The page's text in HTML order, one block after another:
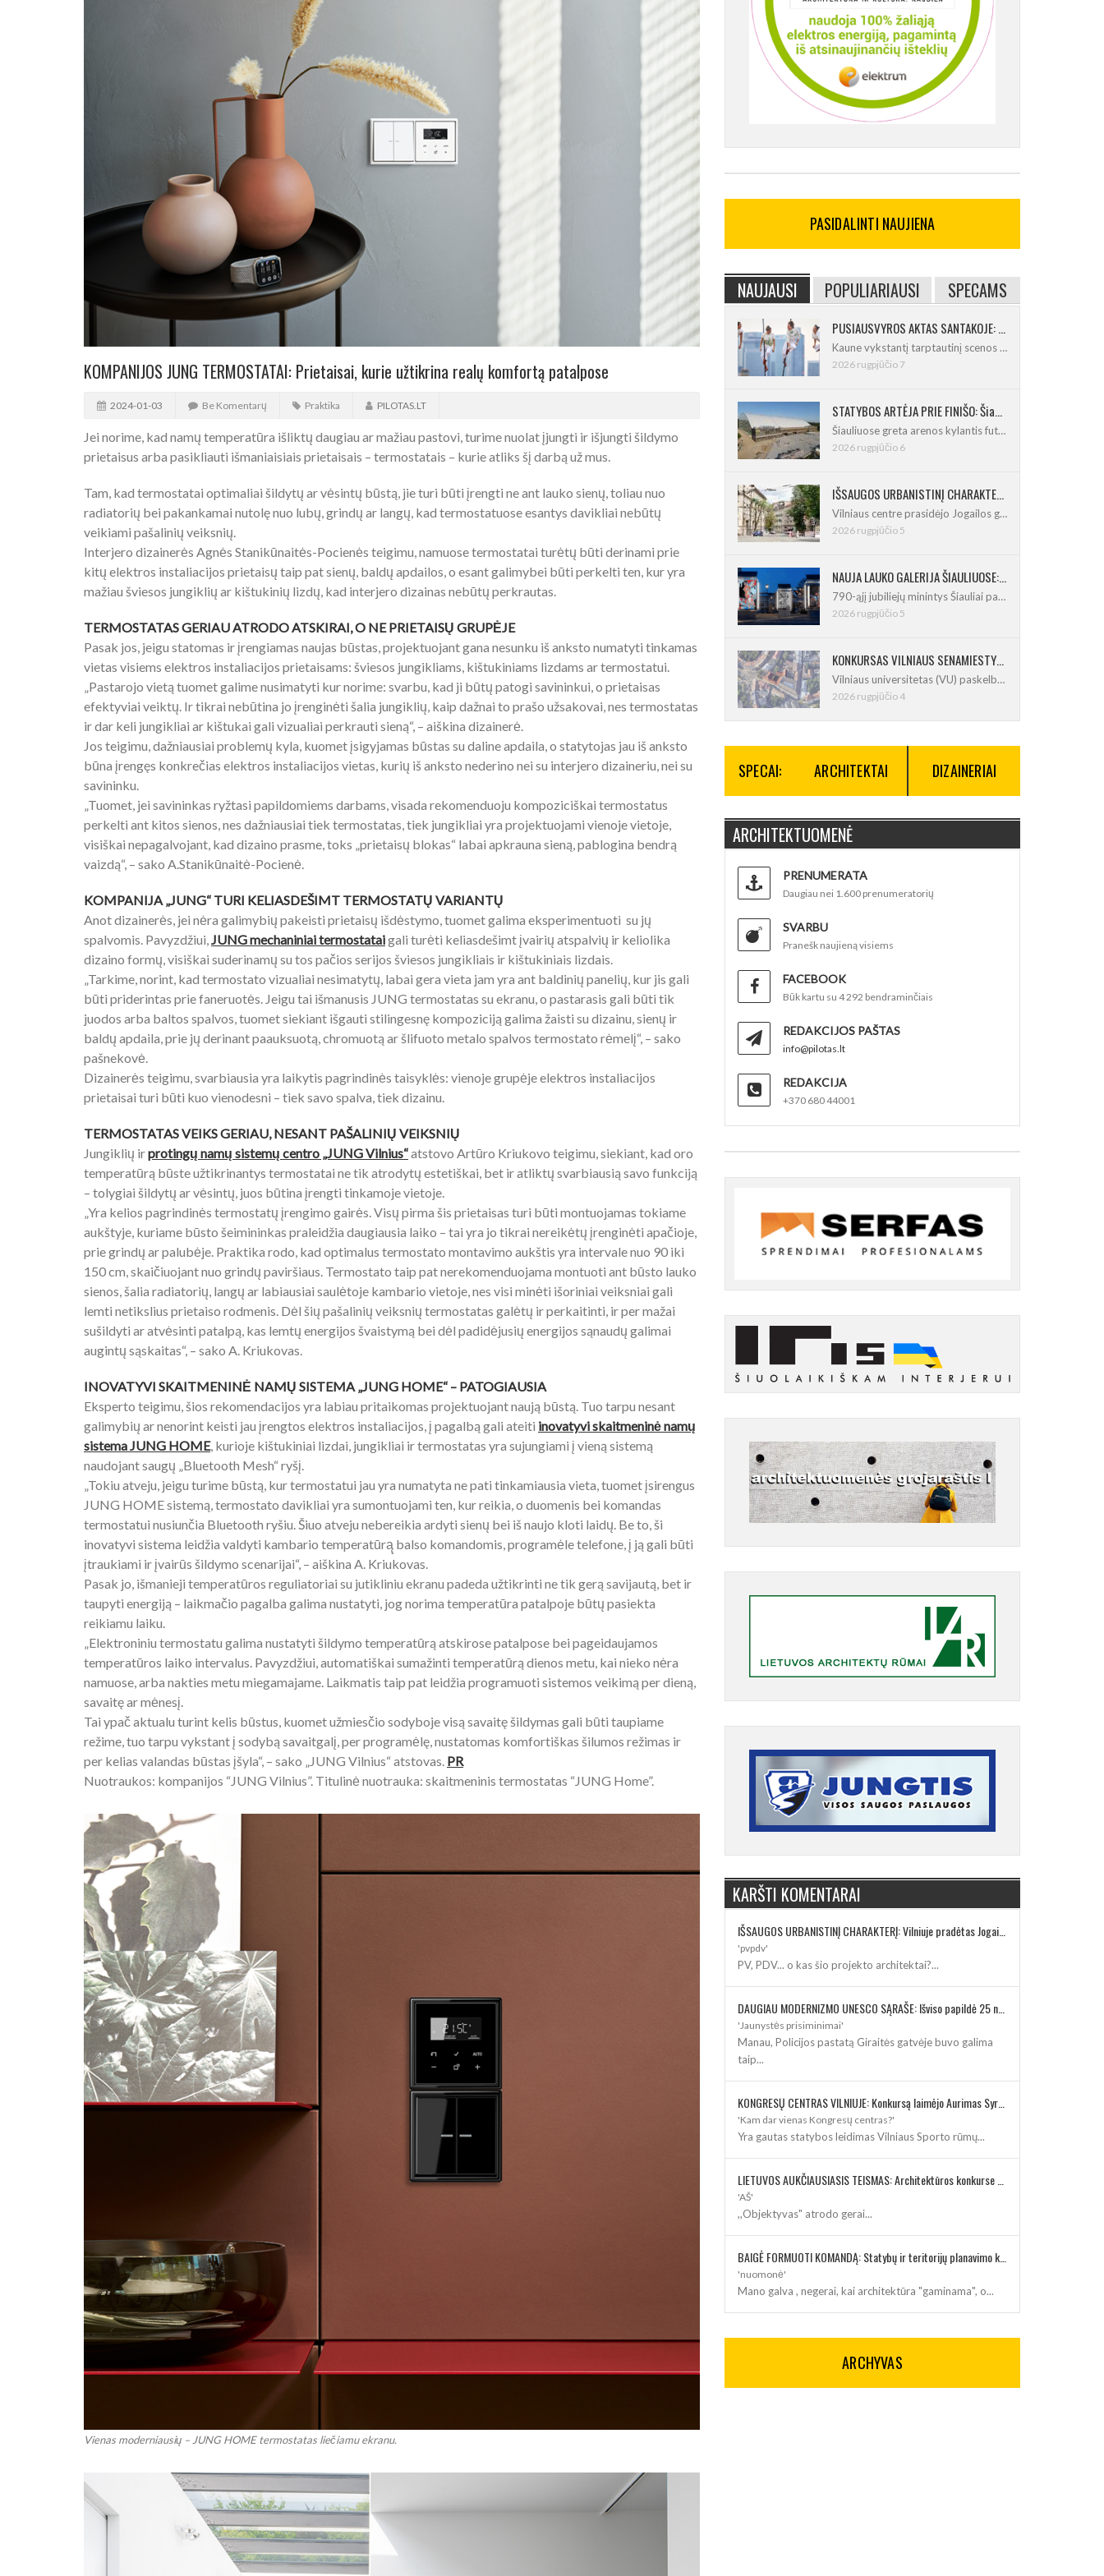
KOMPANIJOS JUNG TERMOSTATAI: Prietaisai, kurie užtikrina realų komfortą patalpose
2024-01-03 Be Komentarų Praktika PILOTAS.LT
Jei norime, kad namų temperatūra išliktų daugiau ar mažiau pastovi, turime nuolat įjungti ir išjungti šildymo
prietaisus arba pasikliauti išmaniaisiais prietaisais – termostatais – kurie atliks šį darbą už mus.
Tam, kad termostatai optimaliai šildytų ar vėsintų būstą, jie turi būti įrengti ne ant lauko sienų, toliau nuo
radiatorių bei pakankamai nutolę nuo lubų, grindų ar langų, kad termostatuose esantys davikliai nebūtų
veikiami pašalinių veiksnių.
Interjero dizainerės Agnės Stanikūnaitės-Pocienės teigimu, namuose termostatai turėtų būti derinami prie
kitų elektros instaliacijos prietaisų taip pat sienų, baldų apdailos, o esant galimybei būti perkelti ten, kur yra
mažiau šviesos jungiklių ar kištukinių lizdų, kad interjero dizainas nebūtų perkrautas.
TERMOSTATAS GERIAU ATRODO ATSKIRAI, O NE PRIETAISŲ GRUPĖJE
Pasak jos, jeigu statomas ir įrengiamas naujas būstas, projektuojant gana nesunku iš anksto numatyti tinkamas
vietas visiems elektros instaliacijos prietaisams: šviesos jungikliams, kištukiniams lizdams ar termostatui.
„Pastarojo vietą tuomet galime nusimatyti kur norime: svarbu, kad ji būtų patogi savininkui, o prietaisas
efektyviai veiktų. Ir tikrai nebūtina jo įrenginėti šalia jungiklių, kaip dažnai to prašo užsakovai, nes termostatas
ir dar keli jungikliai ar kištukai gali vizualiai perkrauti sieną“, – aiškina dizainerė.
Jos teigimu, dažniausiai problemų kyla, kuomet įsigyjamas būstas su daline apdaila, o statytojas jau iš anksto
būna įrengęs konkrečias elektros instaliacijos vietas, kurių iš anksto nederino nei su interjero dizaineriu, nei su
savininku.
„Tuomet, jei savininkas ryžtasi papildomiems darbams, visada rekomenduoju kompoziciškai termostatus
perkelti ant kitos sienos, nes dažniausiai tiek termostatas, tiek jungikliai yra projektuojami vienoje vietoje,
visiškai nepagalvojant, kad dizaino prasme, toks „prietaisų blokas“ labai apkrauna sieną, pablogina bendrą
vaizdą“, – sako A.Stanikūnaitė-Pocienė.
KOMPANIJA „JUNG“ TURI KELIASDEŠIMT TERMOSTATŲ VARIANTŲ
Anot dizainerės, jei nėra galimybių pakeisti prietaisų išdėstymo, tuomet galima eksperimentuoti su jų
spalvomis. Pavyzdžiui, JUNG mechaniniai termostataigali turėti keliasdešimt įvairių atspalvių ir keliolika
dizaino formų, visiškai suderinamų su tos pačios serijos šviesos jungikliais ir kištukiniais lizdais.
„Tarkime, norint, kad termostato vizualiai nesimatytų, labai gera vieta jam yra ant baldinių panelių, kur jis gali
būti priderintas prie faneruotės. Jeigu tai išmanusis JUNG termostatas su ekranu, o pastarasis gali būti tik
juodos arba baltos spalvos, tuomet siekiant išgauti stilingesnę kompoziciją galima žaisti su dizainu, sienų ir
baldų apdaila, prie jų derinant paauksuotą, chromuotą ar šlifuoto metalo spalvos termostato rėmelį“, – sako
pašnekovė.
Dizainerės teigimu, svarbiausia yra laikytis pagrindinės taisyklės: vienoje grupėje elektros instaliacijos
prietaisai turi būti kuo vienodesni – tiek savo spalva, tiek dizainu.
TERMOSTATAS VEIKS GERIAU, NESANT PAŠALINIŲ VEIKSNIŲ
Jungiklių irprotingų namų sistemų centro „JUNG Vilnius“atstovo Artūro Kriukovo teigimu, siekiant, kad oro
temperatūrą būste užtikrinantys termostatai ne tik atrodytų estetiškai, bet ir atliktų svarbiausią savo funkciją
– tolygiai šildytų ar vėsintų, juos būtina įrengti tinkamoje vietoje.
„Yra kelios pagrindinės termostatų įrengimo gairės. Visų pirma šis prietaisas turi būti montuojamas tokiame
aukštyje, kuriame būsto šeimininkas praleidžia daugiausia laiko – tai yra jo tikrai nereikėtų įrenginėti apačioje,
prie grindų ar palubėje. Praktika rodo, kad optimalus termostato montavimo aukštis yra intervale nuo 90 iki
150 cm, skaičiuojant nuo grindų paviršiaus. Termostato taip pat nerekomenduojama montuoti ant būsto lauko
sienos, šalia radiatorių, langų ar labiausiai saulėtoje kambario vietoje, nes visi minėti išoriniai veiksniai gali
lemti netikslius prietaiso rodmenis. Dėl šių pašalinių veiksnių termostatas galėtų ir perkaitinti, ir per mažai
sušildyti ar atvėsinti patalpą, kas lemtų energijos švaistymą bei dėl padidėjusių energijos sąnaudų galimai
augintų sąskaitas“, – sako A. Kriukovas.
INOVATYVI SKAITMENINĖ NAMŲ SISTEMA „JUNG HOME“ – PATOGIAUSIA
Eksperto teigimu, šios rekomendacijos yra labiau pritaikomas projektuojant naują būstą. Tuo tarpu nesant
galimybių ar nenorint keisti jau įrengtos elektros instaliacijos, į pagalbą gali ateiti inovatyvi skaitmeninė namų
sistema JUNG HOME, kurioje kištukiniai lizdai, jungikliai ir termostatas yra sujungiami į vieną sistemą
naudojant saugų „Bluetooth Mesh“ ryšį.
„Tokiu atveju, jeigu turime būstą, kur termostatui jau yra numatyta ne pati tinkamiausia vieta, tuomet įsirengus
JUNG HOME sistemą, termostato davikliai yra sumontuojami ten, kur reikia, o duomenis bei komandas
termostatui nusiunčia Bluetooth ryšiu. Šiuo atveju nebereikia ardyti sienų bei iš naujo kloti laidų. Be to, ši
inovatyvi sistema leidžia valdyti kambario temperatūrą̨ balso komandomis, programėle telefone, į ją gali būti
įtraukiami ir įvairūs šildymo scenarijai“, – aiškina A. Kriukovas.
Pasak jo, išmanieji temperatūros reguliatoriai su jutikliniu ekranu padeda užtikrinti ne tik gerą savijautą, bet ir
taupyti energiją – laikmačio pagalba galima nustatyti, jog norima temperatūra patalpoje būtų pasiekta
reikiamu laiku.
„Elektroniniu termostatu galima nustatyti šildymo temperatūrą atskirose patalpose bei pageidaujamos
temperatūros laiko intervalus. Pavyzdžiui, automatiškai sumažinti temperatūrą dienos metu, kai nieko nėra
namuose, arba nakties metu miegamajame. Laikmatis taip pat leidžia programuoti sistemos veikimą per dieną,
savaitę ar mėnesį.
Tai ypač aktualu turint kelis būstus, kuomet užmiesčio sodyboje visą savaitę šildymas gali būti taupiame
režime, tuo tarpu vykstant į sodybą savaitgalį, per programėlę, nustatomas komfortiškas šilumos režimas ir
per kelias valandas būstas įšyla“, – sako „JUNG Vilnius“ atstovas. PR
Nuotraukos: kompanijos “JUNG Vilnius”. Titulinė nuotrauka: skaitmeninis termostatas “JUNG Home”.
Vienas moderniausių – JUNG HOME termostatas liečiamu ekranu.
PASIDALINTI NAUJIENA
NAUJAUSI POPULIARIAUSI SPECAMS
PUSIAUSVYROS AKTAS SANTAKOJE: „ConTempo 2026“ uždarys sudėtingas pasirodymas 8 m aukštyje
Kaune vykstantį tarptautinį scenos menų
2026 rugpjūčio 7
STATYBOS ARTĖJA PRIE FINIŠO: Šiaulių futbolo ir regbio maniežas įgavo kontūrus
Šiauliuose greta arenos kylantis futbolo
2026 rugpjūčio 6
IŠSAUGOS URBANISTINĮ CHARAKTERĮ: Vilniuje pradėtas Jogailos gatvės remontas
Vilniaus centre prasidėjo Jogailos gatvės
2026 rugpjūčio 5
NAUJA LAUKO GALERIJA ŠIAULIUOSE: Pirmoje ekspozicijoje – Eduardo Juchnevičiaus kūryba
790-ąjį jubiliejų minintys Šiauliai pasipildo
2026 rugpjūčio 5
KONKURSAS VILNIAUS SENAMIESTYJE: Vilniaus universitetui reikia pedagogų rengimo centro
Vilniaus universitetas (VU) paskelbė pastatų
2026 rugpjūčio 4
SPECAI: ARCHITEKTAI DIZAINERIAI
ARCHITEKTUOMENĖ
PRENUMERATA
Daugiau nei 1.600 prenumeratorių
SVARBU
Pranešk naujieną visiems
FACEBOOK
Būk kartu su 4 292 bendraminčiais
REDAKCIJOS PAŠTAS
info@pilotas.lt
REDAKCIJA
+370 680 44001
KARŠTI KOMENTARAI
IŠSAUGOS URBANISTINĮ CHARAKTERĮ: Vilniuje pradėtas Jogailos gatvės remontas
'pvpdv'
PV, PDV... o kas šio projekto architektai?...
DAUGIAU MODERNIZMO UNESCO SĄRAŠE: Išviso papildė 25 nauji paveldo objektai
'Jaunystės prisiminimai'
Manau, Policijos pastatą Giraitės gatvėje buvo galima
taip...
KONGRESŲ CENTRAS VILNIUJE: Konkursą laimėjo Aurimas Syrusas su „IMPLMNT architects“
'Kam dar vienas Kongresų centras?'
Yra gautas statybos leidimas Vilniaus Sporto rūmų...
LIETUVOS AUKČIAUSIASIS TEISMAS: Architektūros konkurse varžosi 8 rekonstrukcijos vizijos
'AŠ'
,,Objektyvas" atrodo gerai...
BAIGĖ FORMUOTI KOMANDĄ: Statybų ir teritorijų planavimo klausimus kuruos architektė
'nuomonė'
Mano galva , negerai, kai architektūra "gaminama", o...
ARCHYVAS